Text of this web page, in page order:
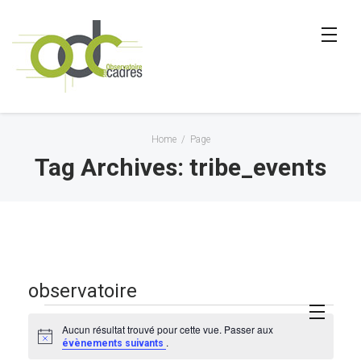
Home / Page
Tag Archives: tribe_events
observatoire
Notice
Aucun résultat trouvé pour cette vue. Passer aux
évènements suivants .